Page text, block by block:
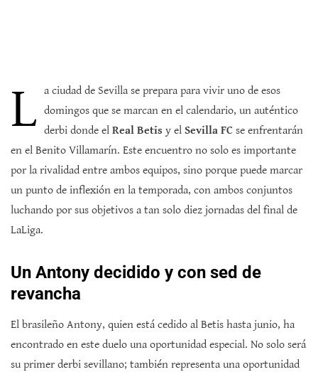
L a ciudad de Sevilla se prepara para vivir uno de esos
domingos que se marcan en el calendario, un auténtico
derbi donde el Real Betis y el Sevilla FC se enfrentarán
en el Benito Villamarín. Este encuentro no solo es importante
por la rivalidad entre ambos equipos, sino porque puede marcar
un punto de inflexión en la temporada, con ambos conjuntos
luchando por sus objetivos a tan solo diez jornadas del final de
LaLiga.
Un Antony decidido y con sed de
revancha
El brasileño Antony, quien está cedido al Betis hasta junio, ha
encontrado en este duelo una oportunidad especial. No solo será
su primer derbi sevillano; también representa una oportunidad